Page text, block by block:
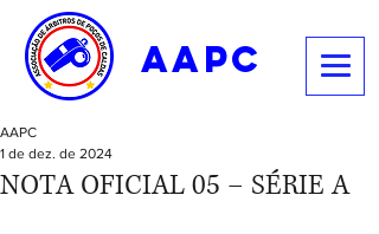
aapc
NOTA OFICIAL 05 – SÉRIE A
AAPC
1 de dez. de 2024